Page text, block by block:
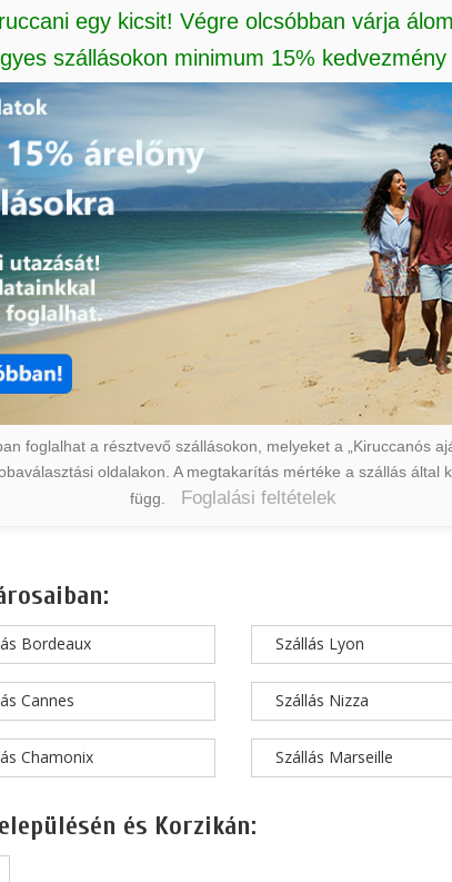
egy kicsit! Végre olcsóbban várja
szállásokon minimum 15%
foglalhat a résztvevő szállásokon, melyeket a „Kiruccanós
oldalakon. A megtakarítás mértéke a szállás által
függ.
Foglalási feltételek
Bordeaux
Cannes
Chamonix
Szállás Lyon
Szállás Nizza
Szállás Marseille
és Korzikán: